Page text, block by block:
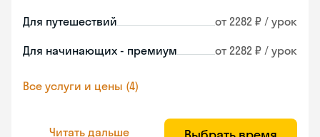
Для путешествий от 2282 ₽ / урок
Для начинающих - премиум от 2282 ₽ / урок
Все услуги и цены (4)
Читать дальше